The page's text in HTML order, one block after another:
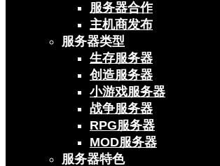
服务器合作
主机商发布
服务器类型
生存服务器
创造服务器
小游戏服务器
战争服务器
RPG服务器
MOD服务器
服务器特色